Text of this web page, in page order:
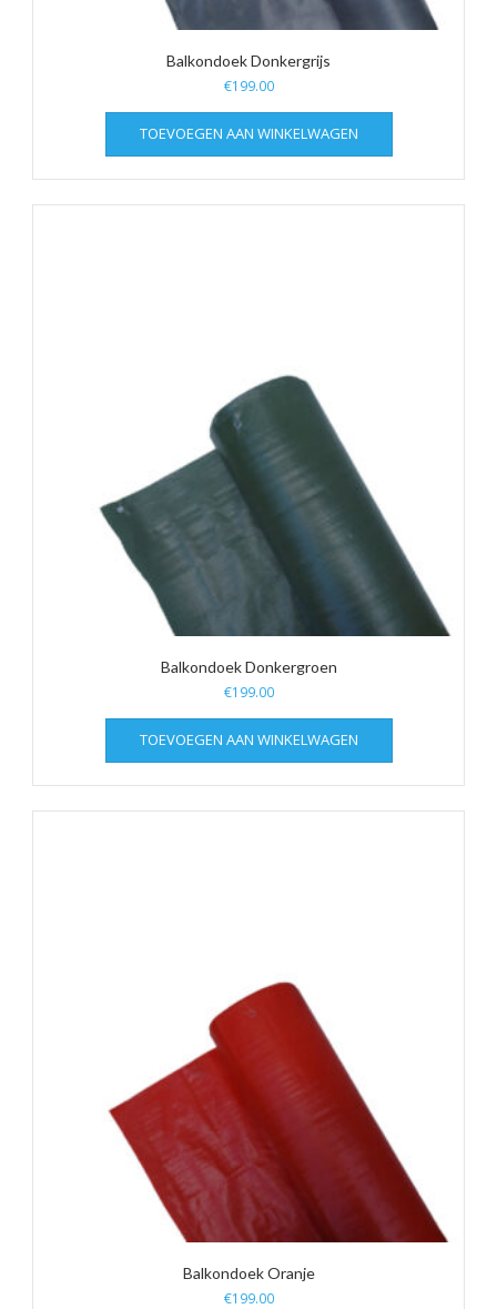
Balkondoek Donkergrijs
€199.00
TOEVOEGEN AAN WINKELWAGEN
Balkondoek Donkergroen
€199.00
TOEVOEGEN AAN WINKELWAGEN
Balkondoek Oranje
€199.00